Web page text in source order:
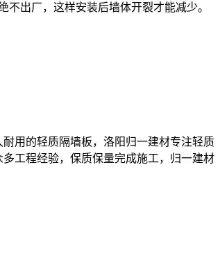
出厂，这样安装后墙体开裂才能减少。
用的轻质隔墙板，洛阳归一建材专注轻质
工程经验，保质保量完成施工，归一建材